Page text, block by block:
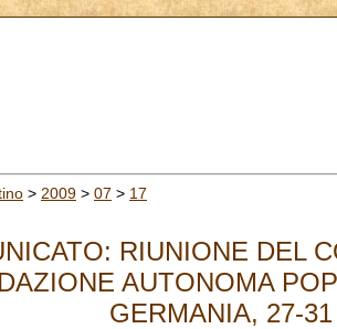
> 2009 > 07 > 17
RIUNIONE DEL
AUTONOMA
GERMANIA, 27-